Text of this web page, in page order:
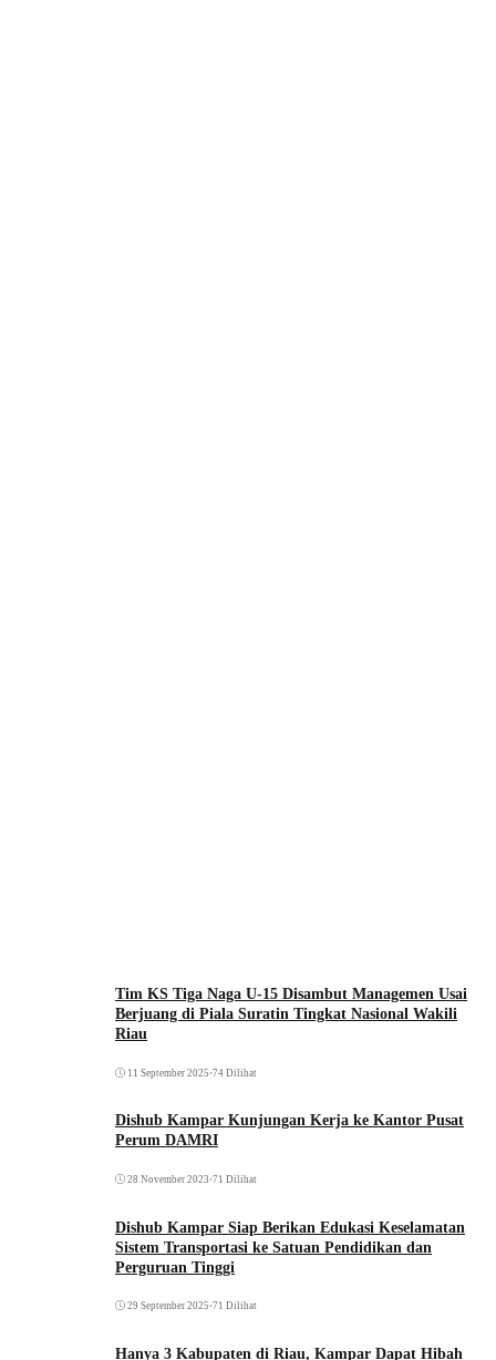
Tim KS Tiga Naga U-15 Disambut Managemen Usai
Berjuang di Piala Suratin Tingkat Nasional Wakili
Riau
11 September 2025 •74 Dilihat
Dishub Kampar Kunjungan Kerja ke Kantor Pusat
Perum DAMRI
28 November 2023 •71 Dilihat
Dishub Kampar Siap Berikan Edukasi Keselamatan
Sistem Transportasi ke Satuan Pendidikan dan
Perguruan Tinggi
29 September 2025 •71 Dilihat
Hanya 3 Kabupaten di Riau, Kampar Dapat Hibah